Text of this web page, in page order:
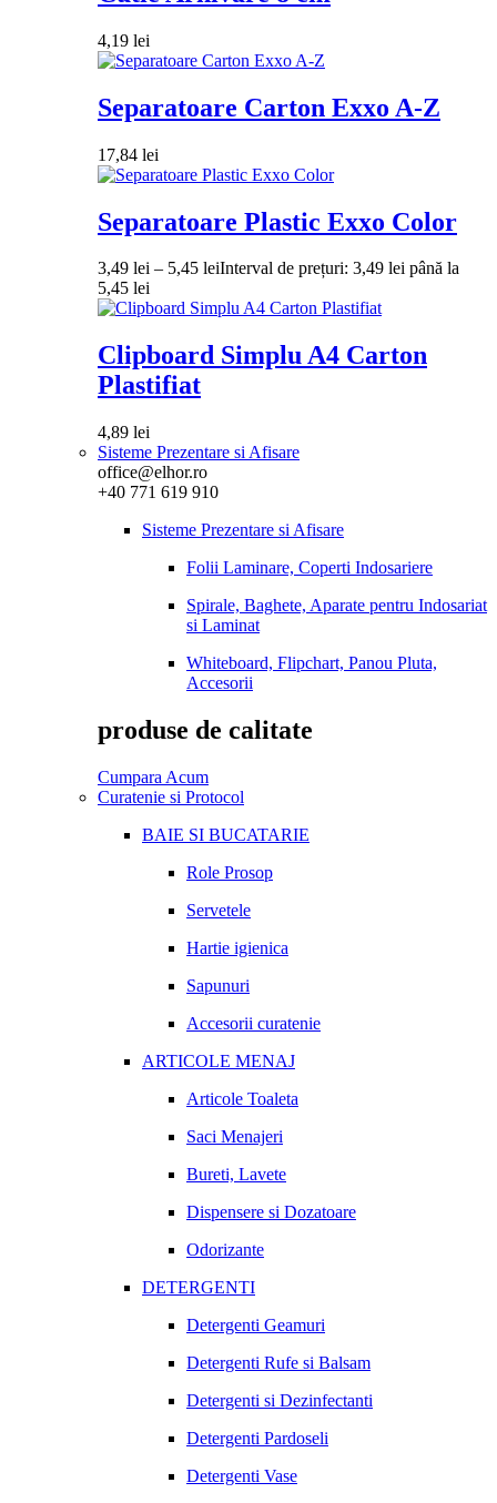
4,19 lei
Separatoare Carton Exxo A-Z
17,84 lei
Separatoare Plastic Exxo Color
3,49 lei – 5,45 leiInterval de prețuri: 3,49 lei până la
5,45 lei
Clipboard Simplu A4 Carton
Plastifiat
4,89 lei
Sisteme Prezentare si Afisare
office@elhor.ro
+40 771 619 910
Sisteme Prezentare si Afisare
Folii Laminare, Coperti Indosariere
Spirale, Baghete, Aparate pentru Indosariat
si Laminat
Whiteboard, Flipchart, Panou Pluta,
Accesorii
produse de calitate
Cumpara Acum
Curatenie si Protocol
BAIE SI BUCATARIE
Role Prosop
Servetele
Hartie igienica
Sapunuri
Accesorii curatenie
ARTICOLE MENAJ
Articole Toaleta
Saci Menajeri
Bureti, Lavete
Dispensere si Dozatoare
Odorizante
DETERGENTI
Detergenti Geamuri
Detergenti Rufe si Balsam
Detergenti si Dezinfectanti
Detergenti Pardoseli
Detergenti Vase